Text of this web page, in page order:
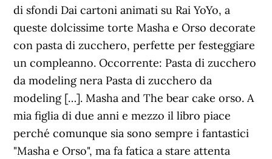
di sfondi Dai cartoni animati su Rai YoYo, a
queste dolcissime torte Masha e Orso decorate
con pasta di zucchero, perfette per festeggiare
un compleanno. Occorrente: Pasta di zucchero
da modeling nera Pasta di zucchero da
modeling […]. Masha and The bear cake orso. A
mia figlia di due anni e mezzo il libro piace
perché comunque sia sono sempre i fantastici
"Masha e Orso", ma fa fatica a stare attenta